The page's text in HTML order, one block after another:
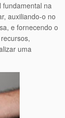
fundamental na
auxiliando-o no
e fornecendo o
uma